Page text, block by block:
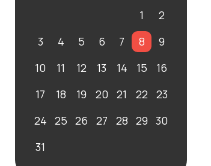
1
2
3
4 5 6 7 8
9
10
11 12 13 14 15
16
17
18 19 20 21 22
23
24 25 26 27 28 29 30
31